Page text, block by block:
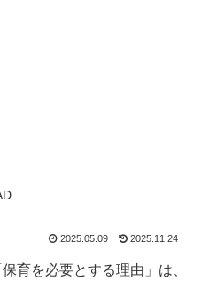
2025.05.09 2025.11.24
育を必要とする理由」は、